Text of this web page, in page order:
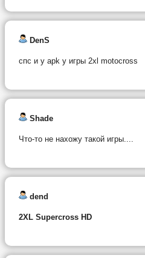
DenS
спс и у apk у игры 2xl motocross
Shade
Что-то не нахожу такой игры....
dend
2XL Supercross HD